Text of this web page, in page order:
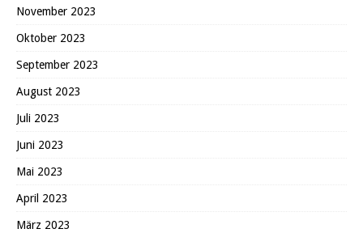
November 2023
Oktober 2023
September 2023
August 2023
Juli 2023
Juni 2023
Mai 2023
April 2023
März 2023